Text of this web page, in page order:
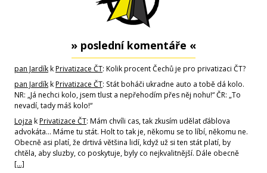
» poslední komentáře «
pan JardíkkPrivatizace ČT: Kolik procent Čechů je pro privatizaci ČT?
pan JardíkkPrivatizace ČT: Stát boháči ukradne auto a tobě dá kolo.
NR: „Já nechci kolo, jsem tlust a nepřehodím přes něj nohu!“ ČR: „To
nevadí, tady máš kolo!“
Lojza kPrivatizace ČT: Mám chvíli cas, tak zkusím udělat ďáblova
advokáta... Máme tu stát. Holt to tak je, někomu se to líbí, někomu ne.
Obecně asi platí, že drtivá většina lidí, když už si ten stát platí, by
chtěla, aby sluzby, co poskytuje, byly co nejkvalitnější. Dále obecně
[…]